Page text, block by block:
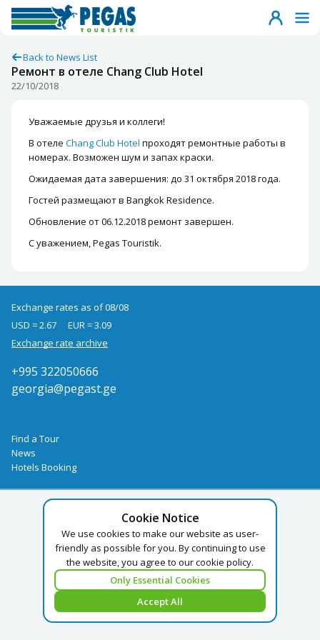
Back to News List
Ремонт в отеле Chang Club Hotel
22/10/2018
Уважаемые друзья и коллеги!
В отеле Chang Club Hotel проходят ремонтные работы в
номерах. Возможен шум и запах краски.
Ожидаемая дата завершения: до 31 октября 2018 года.
Гостей размещают в Bangkok Residence.
Обновление от 06.12.2018ремонт завершен.
С уважением, Pegas Touristik.
Cookie Notice
We use cookies to make our website as user-
friendly as possible for you. By continuing to use
the website, you agree to our cookie policy.
Only Essential Cookies
Accept All
Exchange rates as of 08/08
USD = 2.67
EUR = 3.09
Exchange rate archive
+995 322050666
georgia@pegast.ge
Find a Tour
News
Hotels Booking